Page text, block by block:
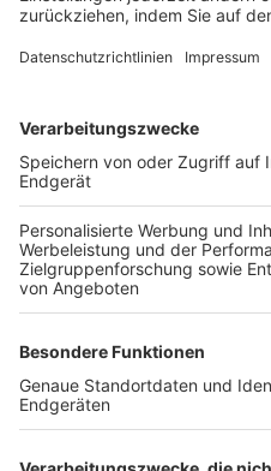
FOLGE DEM BFV
TOP-VEREINE
TOP-PARTNER